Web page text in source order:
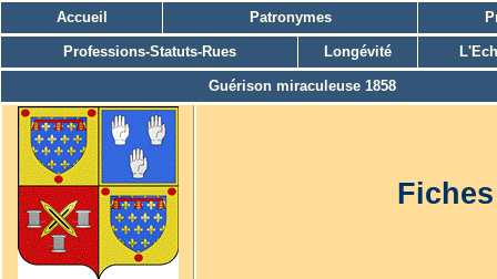
Accueil Patronymes
Professions-Statuts-Rues Longévité
Guérison miraculeuse 1858